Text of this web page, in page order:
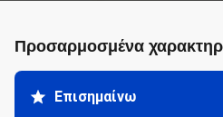
Προσαρμοσμένα
Επισημαίνω